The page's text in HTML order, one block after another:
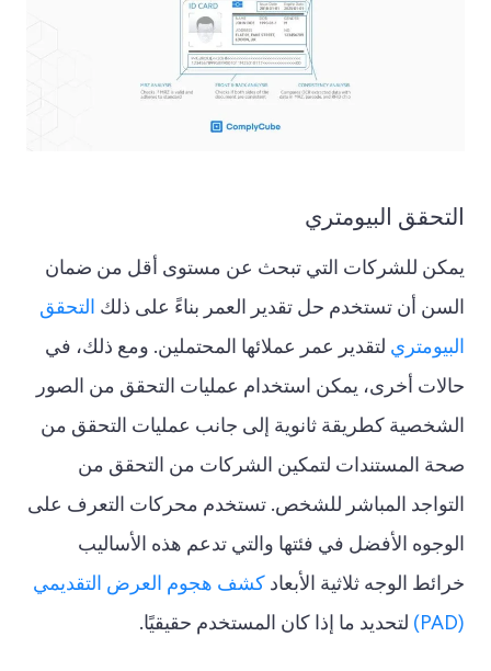
التحقق البيومتري
يمكن للشركات التي تبحث عن مستوى أقل من ضمان
السن أن تستخدم حل تقدير العمر بناءً على ذلك التحقق
البيومتري لتقدير عمر عملائها المحتملين. ومع ذلك، في
حالات أخرى، يمكن استخدام عمليات التحقق من الصور
الشخصية كطريقة ثانوية إلى جانب عمليات التحقق من
صحة المستندات لتمكين الشركات من التحقق من
التواجد المباشر للشخص. تستخدم محركات التعرف على
الوجوه الأفضل في فئتها والتي تدعم هذه الأساليب
خرائط الوجه ثلاثية الأبعاد كشف هجوم العرض التقديمي
(PAD)
لتحديد ما إذا كان المستخدم حقيقيًا.